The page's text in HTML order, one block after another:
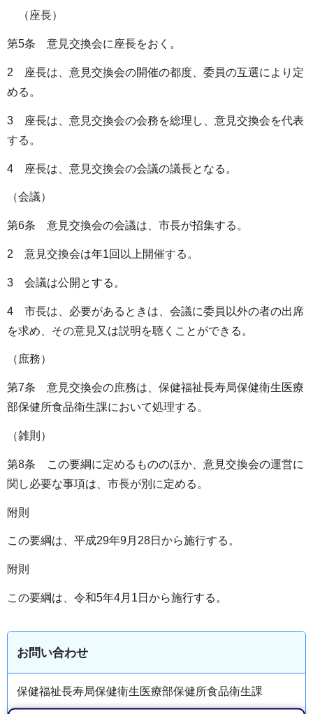
（座長）
第5条 意見交換会に座長をおく。
2 座長は、意見交換会の開催の都度、委員の互選により定
める。
3 座長は、意見交換会の会務を総理し、意見交換会を代表
する。
4 座長は、意見交換会の会議の議長となる。
（会議）
第6条 意見交換会の会議は、市長が招集する。
2 意見交換会は年1回以上開催する。
3 会議は公開とする。
4 市長は、必要があるときは、会議に委員以外の者の出席
を求め、その意見又は説明を聴くことができる。
（庶務）
第7条 意見交換会の庶務は、保健福祉長寿局保健衛生医療
部保健所食品衛生課において処理する。
（雑則）
第8条 この要綱に定めるもののほか、意見交換会の運営に
関し必要な事項は、市長が別に定める。
附則
この要綱は、平成29年9月28日から施行する。
附則
この要綱は、令和5年4月1日から施行する。
お問い合わせ
保健福祉長寿局保健衛生医療部保健所食品衛生課